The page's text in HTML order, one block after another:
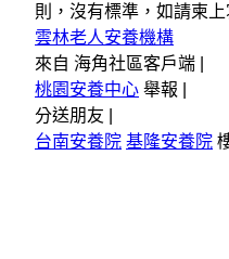
則，沒有標準，如請柬
雲林老人安養機構
來自 海角社區客戶端 |
桃園安養中心 舉報 |
分送朋友 |
台南安養院 基隆安養院